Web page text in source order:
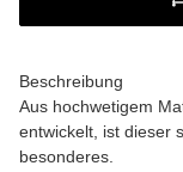
Beschreibung
Aus hochwetigem
entwickelt, ist dieser
besonderes.